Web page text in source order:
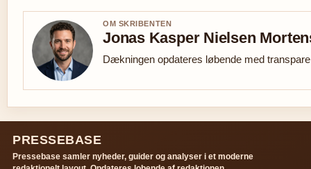
OM SKRIBENTEN
Jonas Kasper Nielsen
Dækningen opdateres løbende med
PRESSEBASE
Pressebase samler nyheder, guider og analyser i et moderne